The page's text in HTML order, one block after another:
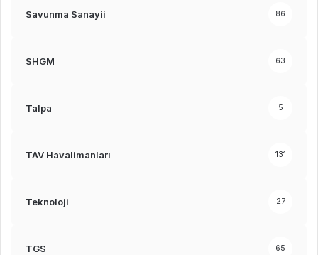
Savunma Sanayii 86
SHGM 63
Talpa 5
TAV Havalimanları 131
Teknoloji 27
TGS 65